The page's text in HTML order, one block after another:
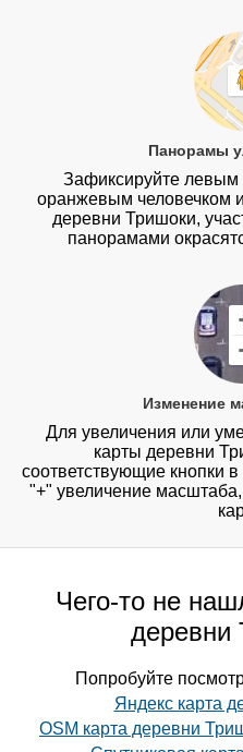
Панорамы
Зафиксируйте
оранжевым человечком
деревни Тришоки,
панорамами
Изменение
Для увеличения или
карты деревни
соответствующие кнопки
"+" увеличение
Чего-то не
деревни
Попробуйте
Яндекс карта
OSM карта деревни